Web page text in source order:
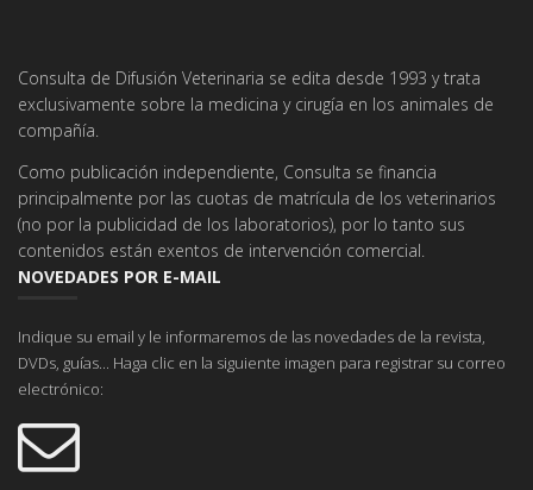
Consulta de Difusión Veterinaria se edita desde 1993 y trata
exclusivamente sobre la medicina y cirugía en los animales de
compañía.
Como publicación independiente, Consulta se financia
principalmente por las cuotas de matrícula de los veterinarios
(no por la publicidad de los laboratorios), por lo tanto sus
contenidos están exentos de intervención comercial.
NOVEDADES POR E-MAIL
Indique su email y le informaremos de las novedades de la revista,
DVDs, guías... Haga clic en la siguiente imagen para registrar su correo
electrónico: